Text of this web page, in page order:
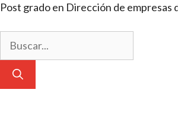
Post grado en Dirección de empresas